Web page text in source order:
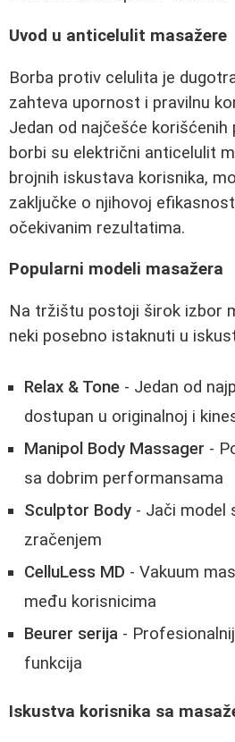
Uvod u anticelulit masažere
Borba protiv celulita je
zahteva upornost i pravilnu
Jedan od najčešće korišćenih
borbi su električni anticelulit
brojnih iskustava korisnika,
zaključke o njihovoj
očekivanim rezultatima.
Popularni modeli masažera
Na tržištu postoji širok izbor
neki posebno istaknuti u
Relax & Tone - Jedan od
dostupan u originalnoj i
Manipol Body Massager -
sa dobrim performansama
Sculptor Body - Jači model
zračenjem
CelluLess MD - Vakuum
među korisnicima
Beurer serija -
funkcija
Iskustva korisnika sa